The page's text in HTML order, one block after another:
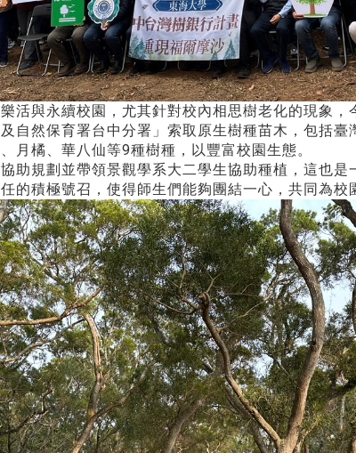
活與永續校園，尤其針對校內相思樹老化的現象
自然保育署台中分署」索取原生樹種苗木，包括
月橘、華八仙等9種樹種，以豐富校園生態。
助規劃並帶領景觀學系大二學生協助種植，這也
的積極號召，使得師生們能夠團結一心，共同為校